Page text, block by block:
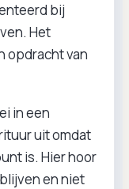
bij
Het
opdracht van
in een
uit omdat
is. Hier hoor
en niet